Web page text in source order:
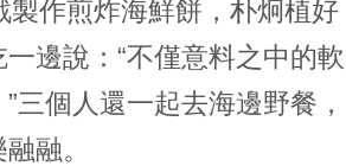
作煎炸海鮮餅，朴炯植好
邊說：“不僅意料之中的軟
個人還一起去海邊野餐，
融。